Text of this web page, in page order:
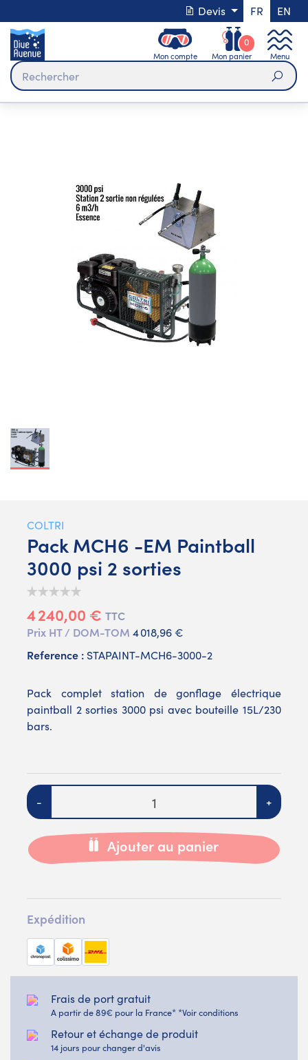
Devis FR EN
Mon compte Mon panier
0
Menu
COLTRI
Pack MCH6 -EM Paintball
3000 psi 2 sorties
4 240,00 € TTC
Prix HT / DOM-TOM 4 018,96 €
Reference : STAPAINT-MCH6-3000-2
Pack complet station de gonflage électrique
paintball 2 sorties 3000 psi avec bouteille 15L/230
bars.
Quantité
- +
Ajouter au panier
Expédition
Frais de port gratuit
A partir de 89€ pour la France* *Voir conditions
Retour et échange de produit
14 jours pour changer d'avis